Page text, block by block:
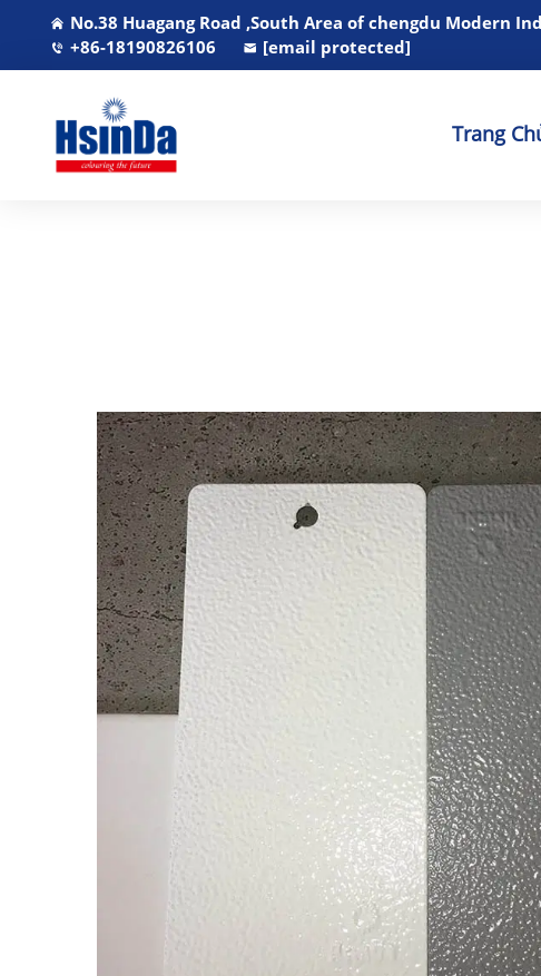
No.38 Huagang Road ,South Area of chengdu Modern
+86-18190826106
[email protected]
Trang